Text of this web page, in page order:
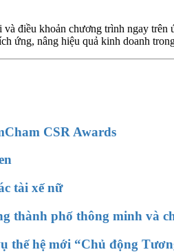
điều khoản chương trình ngay
ứng, nâng hiệu quả kinh doanh
CSR Awards
tài xế nữ
thành phố thông minh và
thế hệ mới “Chủ động